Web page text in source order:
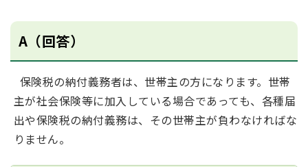
A（回答）
保険税の納付義務者は、世帯主の方になります。世帯
主が社会保険等に加入している場合であっても、各種届
出や保険税の納付義務は、その世帯主が負わなければな
りません。